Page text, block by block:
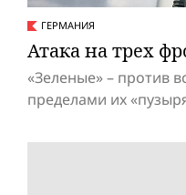
ГЕРМАНИЯ
Атака на трех
«Зеленые» – против
пределами их